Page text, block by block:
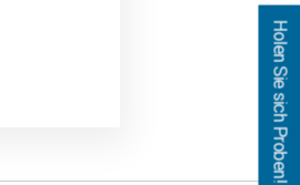
Holen Sie sich Proben!